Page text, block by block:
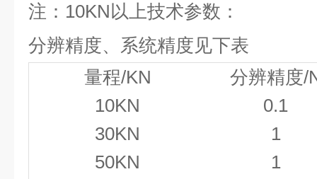
注： 10KN以上技术参数：
分辨精度、系统精度见下表
量程/KN 分辨精度/
10KN
0.1
30KN
1
50KN
1